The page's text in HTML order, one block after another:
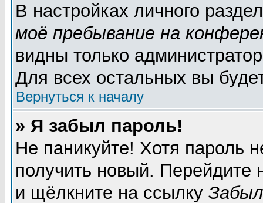
В настройках личного
моё пребывание на
видны только
Для всех остальных вы
Вернуться к началу
» Я забыл пароль!
Не паникуйте! Хотя пароль
получить новый. Перейдите
и щёлкните на ссылку